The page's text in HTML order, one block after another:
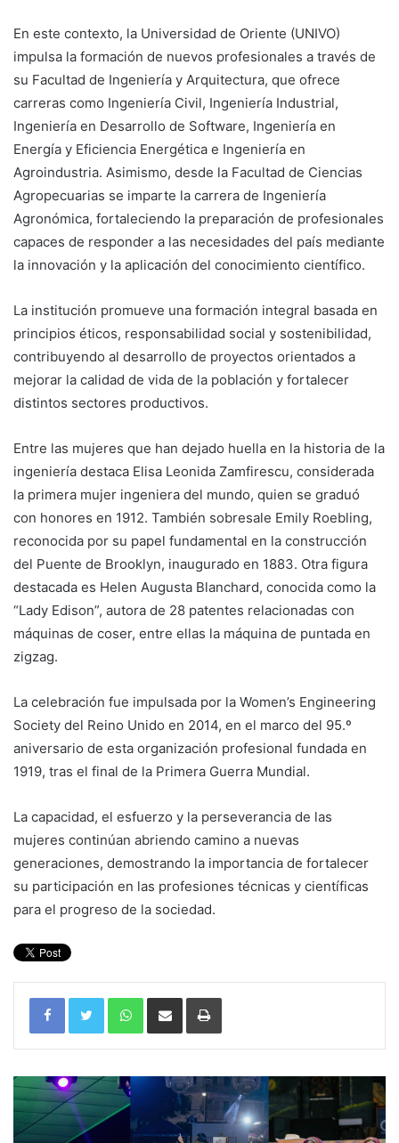
En este contexto, la Universidad de Oriente (UNIVO)
impulsa la formación de nuevos profesionales a través de
su Facultad de Ingeniería y Arquitectura, que ofrece
carreras como Ingeniería Civil, Ingeniería Industrial,
Ingeniería en Desarrollo de Software, Ingeniería en
Energía y Eficiencia Energética e Ingeniería en
Agroindustria. Asimismo, desde la Facultad de Ciencias
Agropecuarias se imparte la carrera de Ingeniería
Agronómica, fortaleciendo la preparación de profesionales
capaces de responder a las necesidades del país mediante
la innovación y la aplicación del conocimiento científico.
La institución promueve una formación integral basada en
principios éticos, responsabilidad social y sostenibilidad,
contribuyendo al desarrollo de proyectos orientados a
mejorar la calidad de vida de la población y fortalecer
distintos sectores productivos.
Entre las mujeres que han dejado huella en la historia de la
ingeniería destaca Elisa Leonida Zamfirescu, considerada
la primera mujer ingeniera del mundo, quien se graduó
con honores en 1912. También sobresale Emily Roebling,
reconocida por su papel fundamental en la construcción
del Puente de Brooklyn, inaugurado en 1883. Otra figura
destacada es Helen Augusta Blanchard, conocida como la
“Lady Edison”, autora de 28 patentes relacionadas con
máquinas de coser, entre ellas la máquina de puntada en
zigzag.
La celebración fue impulsada por la Women’s Engineering
Society del Reino Unido en 2014, en el marco del 95.º
aniversario de esta organización profesional fundada en
1919, tras el final de la Primera Guerra Mundial.
La capacidad, el esfuerzo y la perseverancia de las
mujeres continúan abriendo camino a nuevas
generaciones, demostrando la importancia de fortalecer
su participación en las profesiones técnicas y científicas
para el progreso de la sociedad.
WhatsAppCompartir por correo electrónicoImprimir